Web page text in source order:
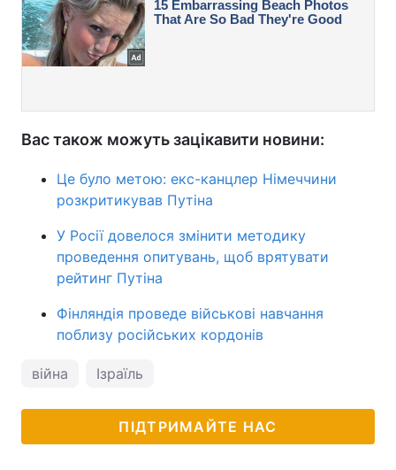
Вас також можуть зацікавити новини:
Це було метою: екс-канцлер Німеччини
розкритикував Путіна
У Росії довелося змінити методику
проведення опитувань, щоб врятувати
рейтинг Путіна
Фінляндія проведе військові навчання
поблизу російських кордонів
війна Ізраїль
ПІДТРИМАЙТЕ НАС